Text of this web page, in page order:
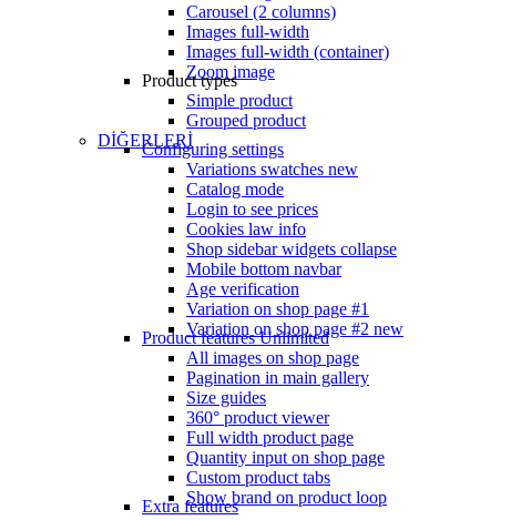
Carousel (2 columns)
Images full-width
Images full-width (container)
Zoom image
Product types
Simple product
Grouped product
DİĞERLERİ
Configuring settings
Variations swatches new
Catalog mode
Login to see prices
Cookies law info
Shop sidebar widgets collapse
Mobile bottom navbar
Age verification
Variation on shop page #1
Variation on shop page #2 new
Product featuresUnlimited
All images on shop page
Pagination in main gallery
Size guides
360° product viewer
Full width product page
Quantity input on shop page
Custom product tabs
Show brand on product loop
Extra features